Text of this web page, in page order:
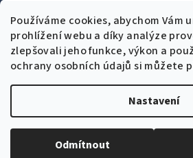
Používáme cookies, abychom Vám
prohlížení webu a díky analýze
zlepšovali jeho funkce, výkon a
ochrany osobních údajů si můžete
Nastavení
Odmítnout
Možnosti úhrady
Upravit